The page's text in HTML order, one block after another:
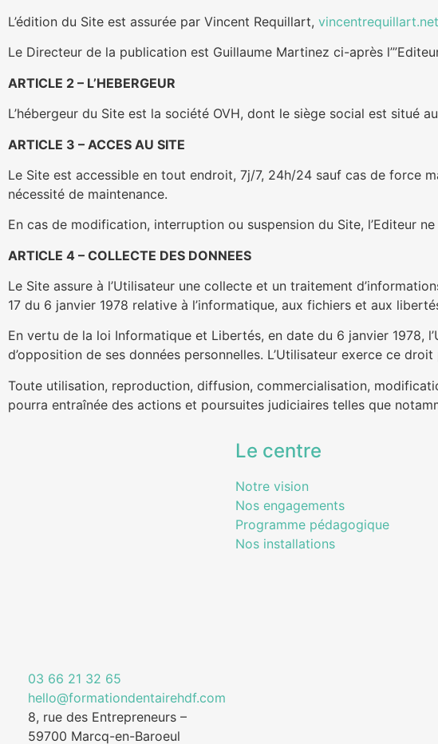
L’édition du Site est assurée par Vincent Requillart, vincentrequillart.net
Le Directeur de la publication est Guillaume Martinez ci-après
ARTICLE 2 – L’HEBERGEUR
L’hébergeur du Site est la société OVH, dont le siège social est situé
ARTICLE 3 – ACCES AU SITE
Le Site est accessible en tout endroit, 7j/7, 24h/24 sauf cas de force
nécessité de maintenance.
En cas de modification, interruption ou suspension du Site, l’Editeur
ARTICLE 4 – COLLECTE DES DONNEES
Le Site assure à l’Utilisateur une collecte et un traitement
17 du 6 janvier 1978 relative à l’informatique, aux fichiers et aux
En vertu de la loi Informatique et Libertés, en date du 6 janvier 1978,
d’opposition de ses données personnelles. L’Utilisateur exerce ce droit
Toute utilisation, reproduction, diffusion, commercialisation,
pourra entraînée des actions et poursuites judiciaires telles que
03 66 21 32 65
hello@formationdentairehdf.com
8, rue des Entrepreneurs –
59700 Marcq-en-Baroeul
Le centre
Notre vision
Nos engagements
Programme pédagogique
Nos installations